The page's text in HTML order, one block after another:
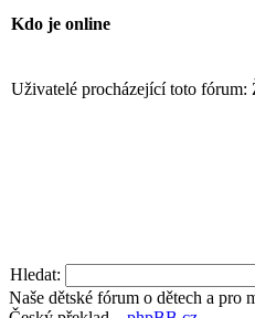
Kdo je online
Uživatelé procházející toto fórum:
Hledat:
Naše dětské fórum o dětech a pro